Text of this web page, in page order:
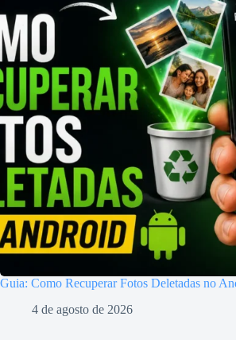
Guia: Como Recuperar Fotos Deletadas no
4 de agosto de 2026